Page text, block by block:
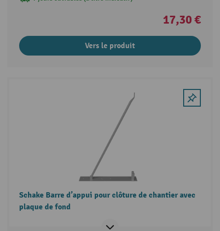
17,30 €
Vers le produit
Schake Barre d’appui pour clôture de chantier avec
plaque de fond